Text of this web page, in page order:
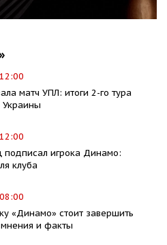
матч УПЛ: итоги 2-го тура
Украины
подписал игрока Динамо:
клуба
«Динамо» стоит завершить
и факты